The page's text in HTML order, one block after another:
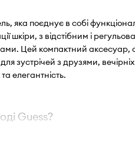
яка поєднує в собі
шкіри, з відстібним і
Цей компактний
зустрічей з друзями,
елегантність.
Guess?